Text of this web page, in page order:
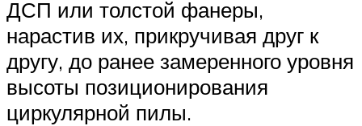
ДСП или толстой фанеры,
нарастив их, прикручивая друг к
другу, до ранее замеренного уровня
высоты позиционирования
циркулярной пилы.